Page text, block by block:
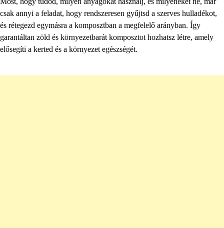
csak annyi a feladat, hogy rendszeresen gyűjtsd a szerves hulladékot,
és rétegezd egymásra a komposztban a megfelelő arányban. Így
garantáltan zöld és környezetbarát komposztot hozhatsz létre, amely
elősegíti a kerted és a környezet egészségét.